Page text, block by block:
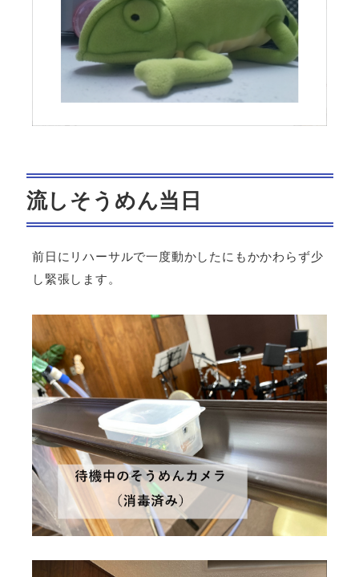
流しそうめん当日
前日にリハーサルで一度動かしたにもかかわらず少
し緊張します。